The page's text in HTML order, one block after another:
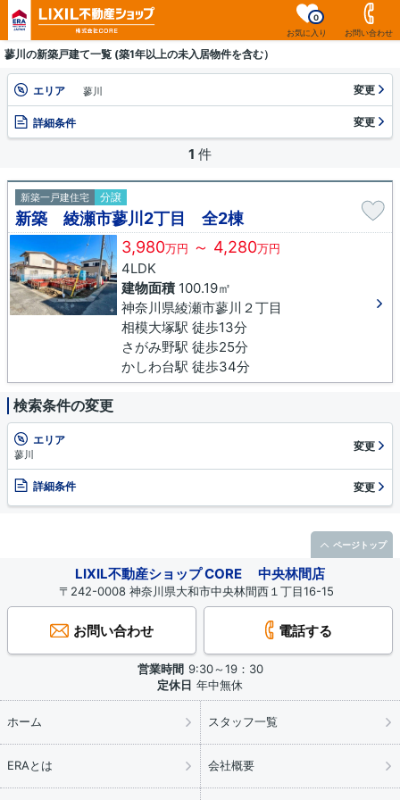
お気に入り
0
お問い合わせ
蓼川の新築戸建て一覧 (築1年以上の未入居物件を含む）
エリア 蓼川 変更
詳細条件 変更
1 件
新築一戸建住宅 分譲
新築 綾瀬市蓼川2丁目 全2棟
3,980万円 ～ 4,280万円
4LDK
建物面積100.19㎡
神奈川県綾瀬市蓼川２丁目
相模大塚駅 徒歩13分
さがみ野駅 徒歩25分
かしわ台駅 徒歩34分
検索条件の変更
エリア
蓼川
変更
詳細条件 変更
LIXIL不動産ショップ CORE 中央林間店
〒242-0008 神奈川県大和市中央林間西１丁目16-15
お問い合わせ 電話する
営業時間 9:30～19：30
定休日 年中無休
ホーム スタッフ一覧
ERAとは 会社概要
ページトップ